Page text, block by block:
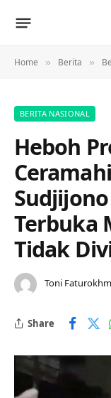
Home » Berita »
BERITA NASIONAL
Heboh
Terbuka
Tidak
Toni
Share